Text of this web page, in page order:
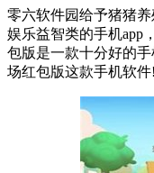
零六软件园给予猪猪
娱乐益智类的手机app
包版是一款十分好的
场红包版这款手机软件!